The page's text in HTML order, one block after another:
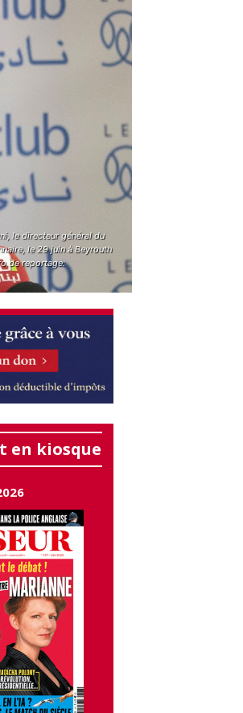
le directeur général du
le 29 juin à Beyrouth
de reportage:
en kiosque